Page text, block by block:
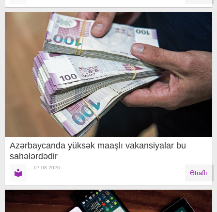
Azərbaycanda yüksək maaşlı vakansiyalar bu
sahələrdədir
07.08.2026
Ətraflı